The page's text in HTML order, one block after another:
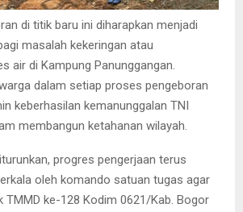
di titik baru ini diharapkan menjadi
masalah kekeringan atau
air di Kampung Panunggangan.
dalam setiap proses pengeboran
keberhasilan kemanunggalan TNI
membangun ketahanan wilayah.
progres pengerjaan terus
oleh komando satuan tugas agar
TMMD ke-128 Kodim 0621/Kab. Bogor